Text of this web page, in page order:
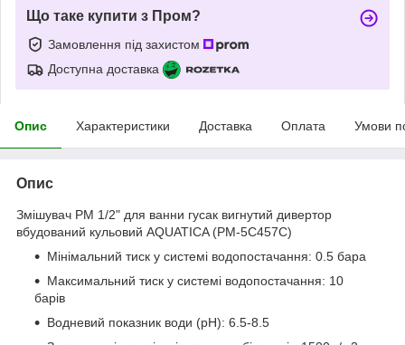
Що таке купити з Пром?
Замовлення під захистом
Доступна доставка
Опис Характеристики Доставка Оплата Умови
Опис
Змішувач PM 1/2" для ванни гусак вигнутий дивертор
вбудований кульовий AQUATICA (PM-5C457C)
Мінімальний тиск у системі водопостачання: 0.5 бара
Максимальний тиск у системі водопостачання: 10
барів
Водневий показник води (pH): 6.5-8.5